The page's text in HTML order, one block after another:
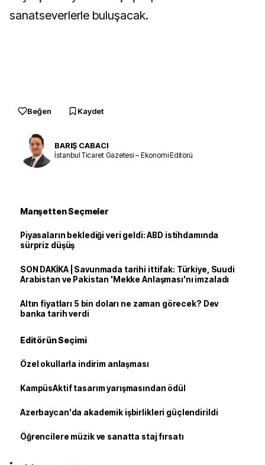
sanatseverlerle buluşacak.
Beğen Kaydet
BARIŞ CABACI
İstanbul Ticaret Gazetesi – Ekonomi Editörü
Manşetten Seçmeler
Piyasaların beklediği veri geldi: ABD istihdamında
sürpriz düşüş
SON DAKİKA | Savunmada tarihi ittifak: Türkiye, Suudi
Arabistan ve Pakistan 'Mekke Anlaşması'nı imzaladı
Altın fiyatları 5 bin doları ne zaman görecek? Dev
banka tarih verdi
Editörün Seçimi
Özel okullarla indirim anlaşması
KampüsAktif tasarım yarışmasından ödül
Azerbaycan'da akademik işbirlikleri güçlendirildi
Öğrencilere müzik ve sanatta staj fırsatı